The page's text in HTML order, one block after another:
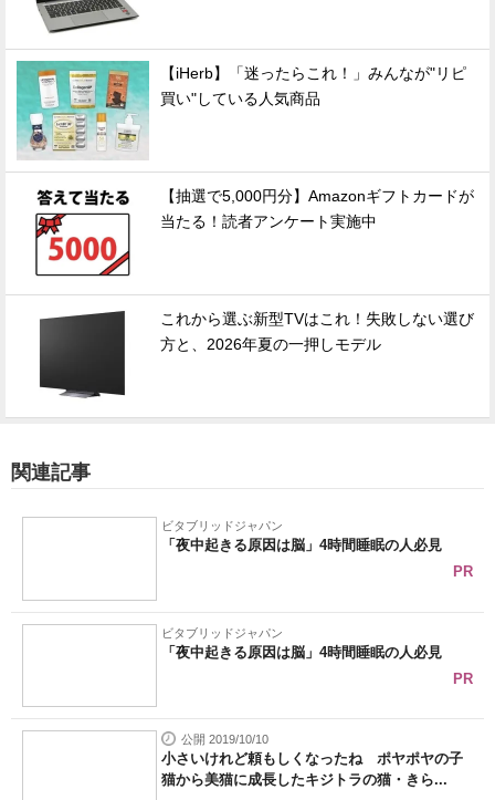
【iHerb】「迷ったらこれ！」みんなが"リピ
買い"している人気商品
【抽選で5,000円分】Amazonギフトカードが
当たる！読者アンケート実施中
これから選ぶ新型TVはこれ！失敗しない選び
方と、2026年夏の一押しモデル
関連記事
ビタブリッドジャパン
「夜中起きる原因は脳」4時間睡眠の人必見
PR
ビタブリッドジャパン
「夜中起きる原因は脳」4時間睡眠の人必見
PR
公開 2019/10/10
小さいけれど頼もしくなったね ポヤポヤの子
猫から美猫に成長したキジトラの猫・きら...